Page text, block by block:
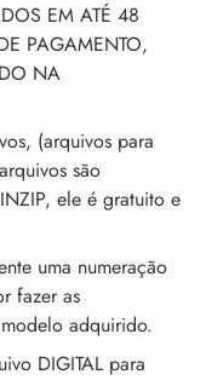
EM ATÉ 48
PAGAMENTO,
NA
(arquivos para
são
ele é gratuito e
uma numeração
fazer as
adquirido.
DIGITAL para